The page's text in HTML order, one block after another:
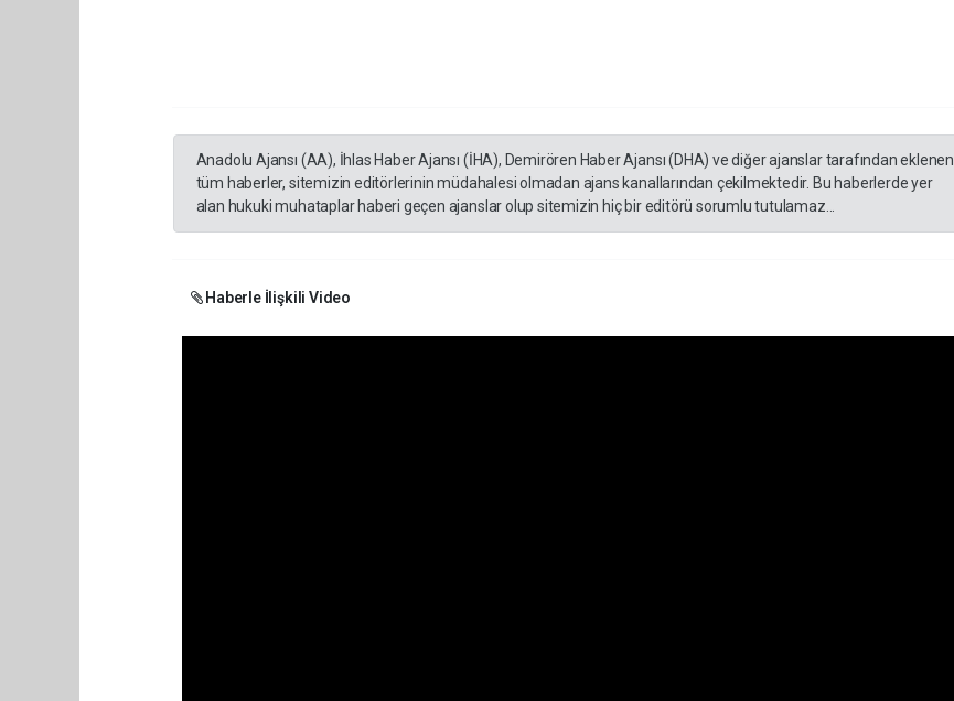
Anadolu Ajansı (AA), İhlas Haber Ajansı (İHA), Demirören Haber Ajansı (DHA) ve diğer ajanslar tarafından eklenen
tüm haberler, sitemizin editörlerinin müdahalesi olmadan ajans kanallarından çekilmektedir. Bu haberlerde yer
alan hukuki muhataplar haberi geçen ajanslar olup sitemizin hiç bir editörü sorumlu tutulamaz...
Haberle İlişkili Video